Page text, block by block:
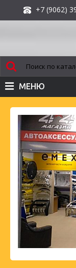
+7 (9062)
МЕНЮ